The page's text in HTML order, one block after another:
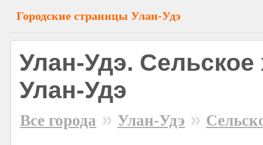
Городские страницы Улан-Удэ
Улан-Удэ. Сельское
Улан-Удэ
Все города » Улан-Удэ »